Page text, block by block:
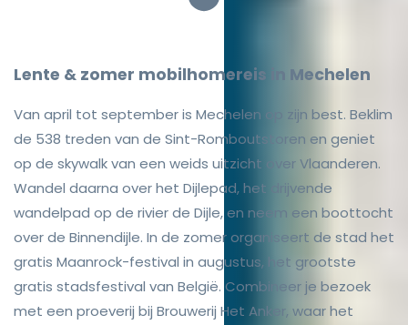
Lente & zomer mobilhomereis in Mechelen
Van april tot september is Mechelen op zijn best. Beklim
de 538 treden van de Sint-Romboutstoren en geniet
op de skywalk van een weids uitzicht over Vlaanderen.
Wandel daarna over het Dijlepad, het drijvende
wandelpad op de rivier de Dijle, en neem een boottocht
over de Binnendijle. In de zomer organiseert de stad het
gratis Maanrock-festival in augustus, het grootste
gratis stadsfestival van België. Combineer je bezoek
met een proeverij bij Brouwerij Het Anker, waar het